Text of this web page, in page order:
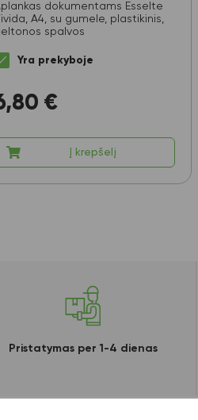
dokumentams Esselte
A4, su gumele, plastikinis,
spalvos
Yra prekyboje
€
Į krepšelį
Pristatymas per 1-4 dienas